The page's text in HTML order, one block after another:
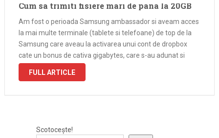
Cum sa trimiti fisiere mari de pana la 20GB
Am fost o perioada Samsung ambassador si aveam acces
la mai multe terminale (tablete si telefoane) de top de la
Samsung care aveau la activarea unui cont de dropbox
cate un bonus de cativa gigabytes, care s-au adunat si
aveam la un moment dat cam peste …
FULL ARTICLE
Scotocește!